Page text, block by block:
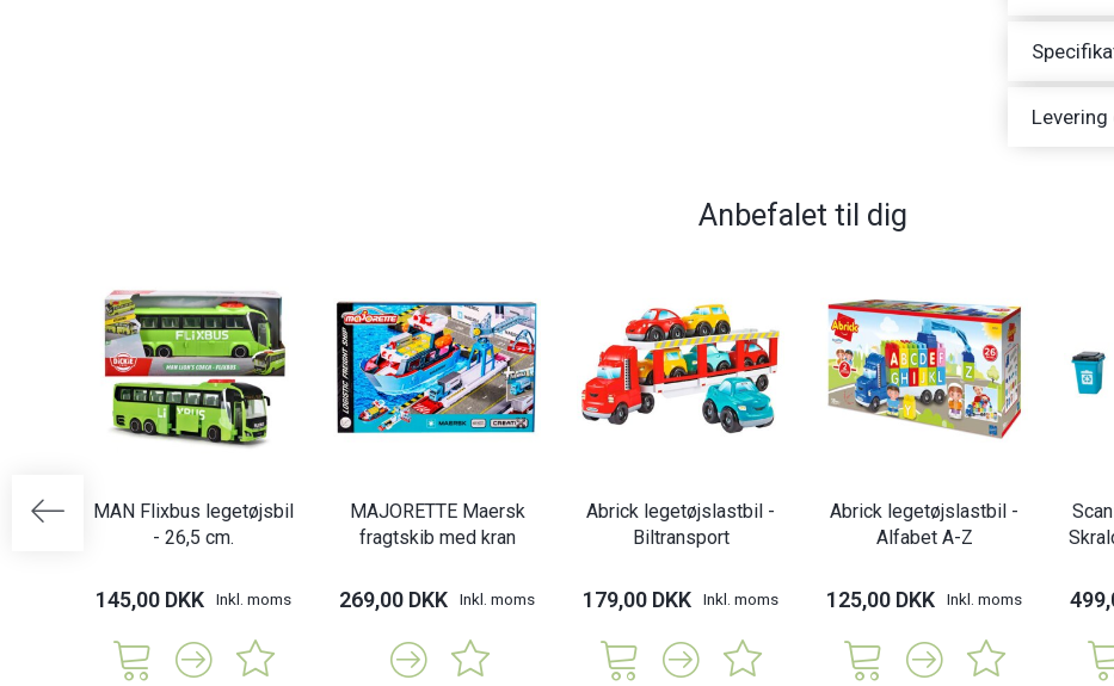
Levering
Anbefalet til dig
MAN Flixbus legetøjsbil
- 26,5 cm.
145,00 DKK Inkl. moms
MAJORETTE Maersk
fragtskib med kran
269,00 DKK Inkl. moms
Abrick legetøjslastbil -
Biltransport
179,00 DKK Inkl. moms
Abrick legetøjslastbil -
Alfabet A-Z
125,00 DKK Inkl. moms